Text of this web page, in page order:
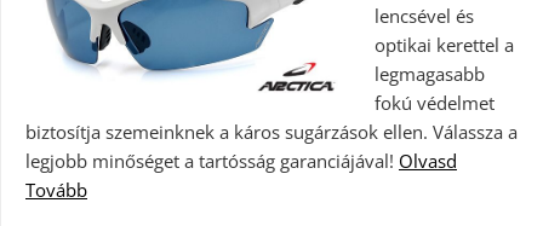
lencsével és
optikai kerettel a
legmagasabb
fokú védelmet
biztosítja szemeinknek a káros sugárzások ellen. Válassza a
legjobb minőséget a tartósság garanciájával! Olvasd
Tovább